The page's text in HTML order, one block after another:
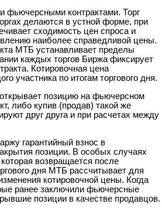
фьючерсными контрактами. Торг
делаются в устной форме, при
сходимость цен спроса и
наиболее справедливой цены.
МТБ устанавливает пределы
каждых торгов Биржа фиксирует
Котировочная цена
участника по итогам торгового дня.
позицию на фьючерсном
либо купив (продав) такой же
друг друга и при расчетах между
гарантийный взнос в
позиции. В особых случаях
возвращается после
дня МТБ рассчитывает для
котировочной цены. Когда
ранее заключили фьючерсные
позиции в качестве продавцов.